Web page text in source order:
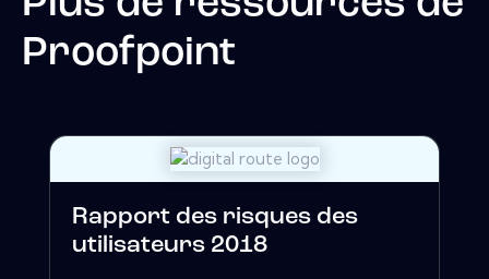
Proofpoint
Rapport des risques des
utilisateurs 2018